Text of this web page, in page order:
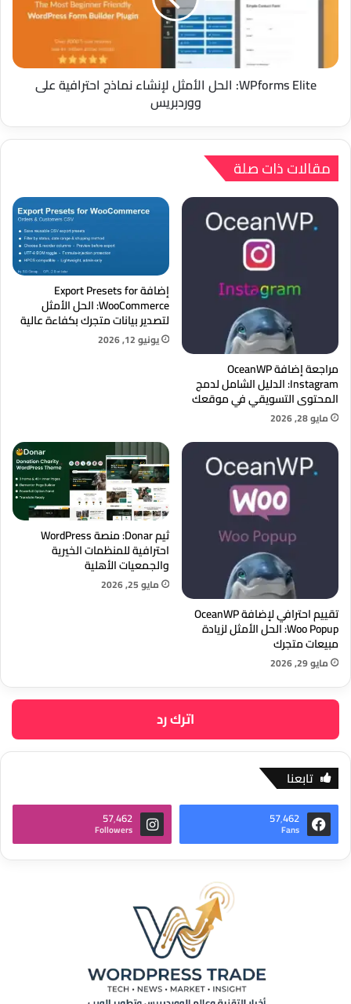
ووردبريس
WPforms Elite: الحل الأمثل لإنشاء نماذج احترافية على
ووردبريس
مقالات ذات صلة
مراجعة إضافة OceanWP
Instagram: الدليل الشامل لدمج
المحتوى التسويقي في موقعك
مايو 28, 2026
إضافة Export Presets for
WooCommerce: الحل الأمثل
لتصدير بيانات متجرك بكفاءة عالية
يونيو 12, 2026
تقييم احترافي لإضافة OceanWP
Woo Popup: الحل الأمثل لزيادة
مبيعات متجرك
مايو 29, 2026
ثيم Donar: منصة WordPress
احترافية للمنظمات الخيرية
والجمعيات الأهلية
مايو 25, 2026
اترك رد
تابعنا
57٬462
Fans
57٬462
Followers